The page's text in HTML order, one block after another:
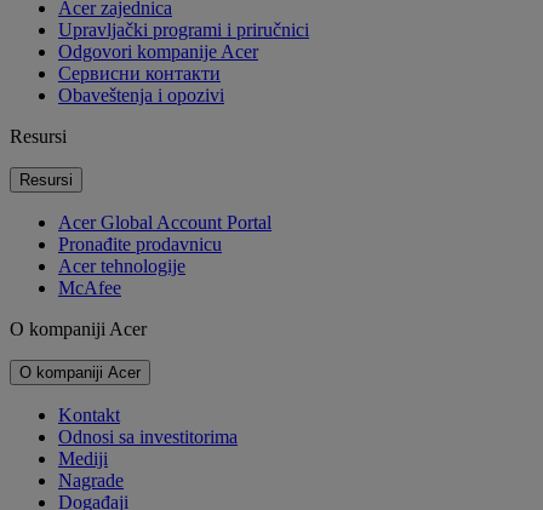
Acer zajednica
Upravljački programi i priručnici
Odgovori kompanije Acer
Cервисни контакти
Obaveštenja i opozivi
Resursi
Resursi
Acer Global Account Portal
Pronađite prodavnicu
Acer tehnologije
McAfee
O kompaniji Acer
O kompaniji Acer
Kontakt
Odnosi sa investitorima
Mediji
Nagrade
Događaji